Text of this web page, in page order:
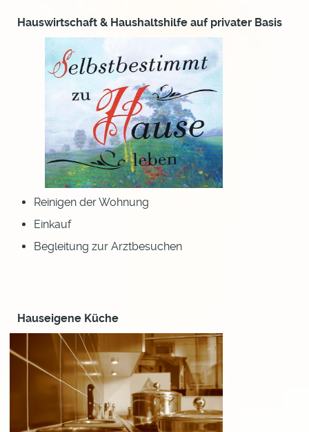
Hauswirtschaft & Haushaltshilfe auf privater Basis
Reinigen der Wohnung
Einkauf
Begleitung zur Arztbesuchen
Hauseigene Küche